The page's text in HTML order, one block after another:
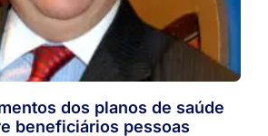
dos planos de saúde
beneficiários pessoas